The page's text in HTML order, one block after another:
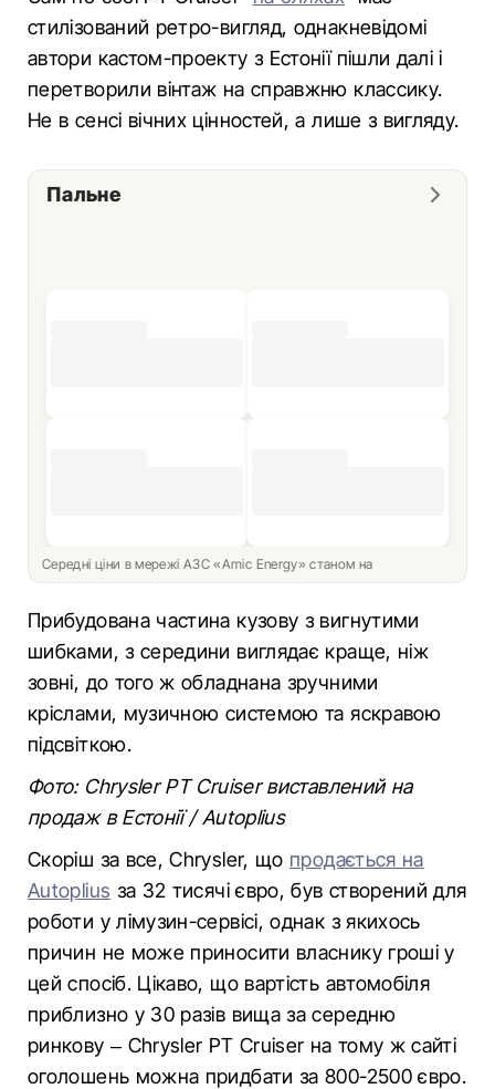
стилізований ретро-вигляд, однакневідомі
автори кастом-проекту з Естонії пішли далі і
перетворили вінтаж на справжню классику.
Не в сенсі вічних цінностей, а лише з вигляду.
Пальне
Середні ціни в мережі АЗС «Amic Energy» станом на
Прибудована частина кузову з вигнутими
шибками, з середини виглядає краще, ніж
зовні, до того ж обладнана зручними
кріслами, музичною системою та яскравою
підсвіткою.
Фото: Chrysler PT Cruiser виставлений на
продаж в Естонії / Аutoplius
Скоріш за все, Chrysler, що продається на
Autoplius за 32 тисячі євро, був створений для
роботи у лімузин-сервісі, однак з якихось
причин не може приносити власнику гроші у
цей спосіб. Цікаво, що вартість автомобіля
приблизно у 30 разів вища за середню
ринкову – Chrysler PT Cruiser на тому ж сайті
оголошень можна придбати за 800-2500 євро.